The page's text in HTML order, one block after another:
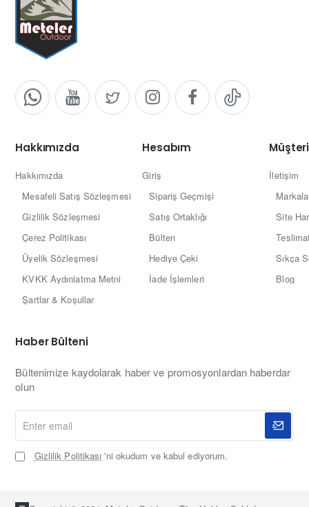
Hakkımızda
Hakkımızda
Mesafeli Satış Sözleşmesi
Gizlilik Sözleşmesi
Çerez Politikası
Üyelik Sözleşmesi
KVKK Aydınlatma Metni
Şartlar & Koşullar
Hesabım
Giriş
Sipariş Geçmişi
Satış Ortaklığı
Bülten
Hediye Çeki
İade İşlemleri
İletişim
Site
Sıkça
Blog
Haber Bülteni
Bültenimize kaydolarak haber ve promosyonlardan haberdar
olun
email
Gizlilik Politikası 'ni okudum ve kabul ediyorum.